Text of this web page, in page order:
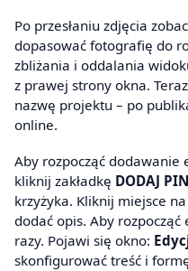
Po przesłaniu zdjęcia
dopasować fotografię do
zbliżania i oddalania
z prawej strony okna.
nazwę projektu – po
online.
Aby rozpocząć
kliknij zakładkę DODAJ PIN
krzyżyka. Kliknij miejsce
dodać opis. Aby
razy. Pojawi się okno:
skonfigurować treść i